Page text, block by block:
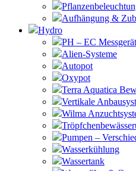
Aufhängung &
Hydro
PH – EC
Alien-Systeme
Autopot
Oxypot
Terra Aquatica
Vertikale
Wilma
Pumpen –
Wasserkühlung
Wassertank